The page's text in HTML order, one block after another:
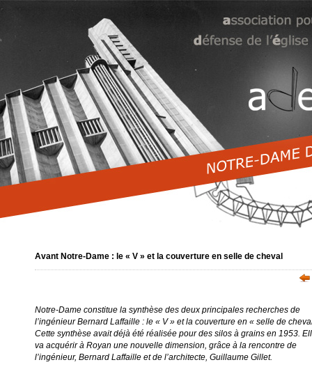
Avant Notre-Dame : le « V » et la couverture en selle de cheval
Notre-Dame constitue la synthèse des deux principales recherches de
l’ingénieur Bernard Laffaille : le « V » et la couverture en « selle de
Cette synthèse avait déjà été réalisée pour des silos à grains en 1953.
va acquérir à Royan une nouvelle dimension, grâce à la rencontre de
l’ingénieur, Bernard Laffaille et de l’architecte, Guillaume Gillet.